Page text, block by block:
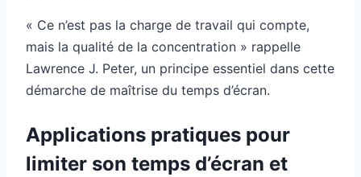
« Ce n’est pas la charge de travail qui compte,
mais la qualité de la concentration » rappelle
Lawrence J. Peter, un principe essentiel dans cette
démarche de maîtrise du temps d’écran.
Applications pratiques pour
limiter son temps d’écran et